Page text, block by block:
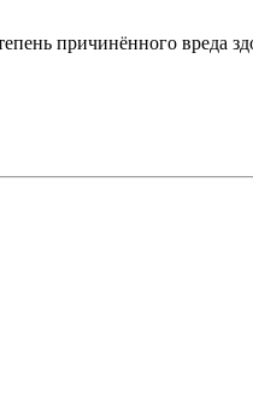
причинённого вреда